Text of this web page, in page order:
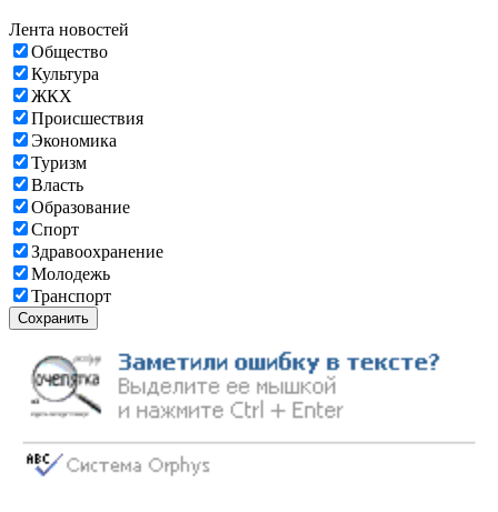
Лента новостей
Общество
Культура
ЖКХ
Происшествия
Экономика
Туризм
Власть
Образование
Спорт
Здравоохранение
Молодежь
Транспорт
Сохранить